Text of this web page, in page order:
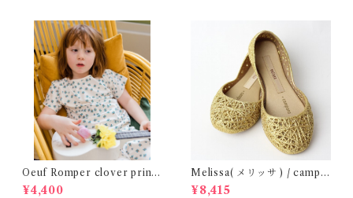
Oeuf Romper clover print
Kid Tee (2-5y)
¥4,400
Melissa( メリッサ ) / campa
na ( Gold )36/38
¥8,415